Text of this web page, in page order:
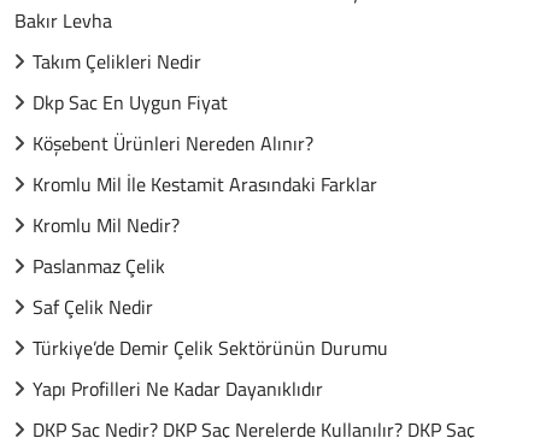
Bakır Levha
Takım Çelikleri Nedir
Dkp Sac En Uygun Fiyat
Köşebent Ürünleri Nereden Alınır?
Kromlu Mil İle Kestamit Arasındaki Farklar
Kromlu Mil Nedir?
Paslanmaz Çelik
Saf Çelik Nedir
Türkiye’de Demir Çelik Sektörünün Durumu
Yapı Profilleri Ne Kadar Dayanıklıdır
DKP Sac Nedir? DKP Saç Nerelerde Kullanılır? DKP Saç